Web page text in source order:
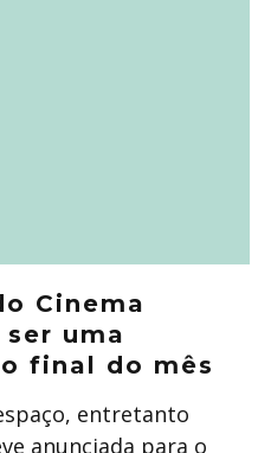
Cinema
ser uma
final do mês
entretanto
anunciada para o